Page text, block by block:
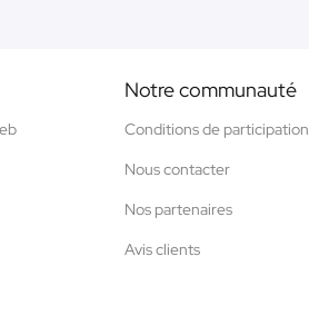
Notre communauté
Conditions de participation
Nous contacter
Nos partenaires
Avis clients